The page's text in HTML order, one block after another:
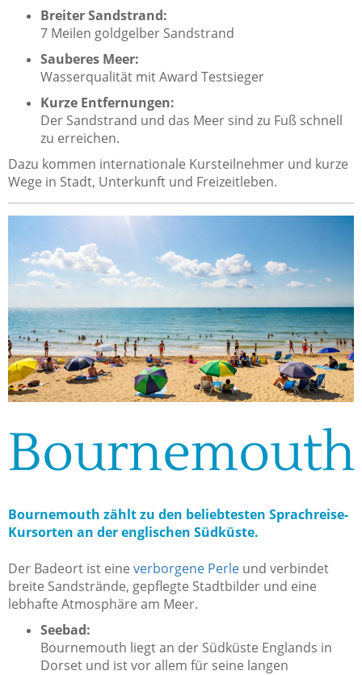
Breiter Sandstrand:
7 Meilen goldgelber Sandstrand
Sauberes Meer:
Wasserqualität mit Award Testsieger
Kurze Entfernungen:
Der Sandstrand und das Meer sind zu Fuß schnell
zu erreichen.
Dazu kommen internationale Kursteilnehmer und kurze
Wege in Stadt, Unterkunft und Freizeitleben.
Bournemouth
Bournemouth zählt zu den beliebtesten Sprachreise-
Kursorten an der englischen Südküste.
Der Badeort ist eine verborgene Perle und verbindet
breite Sandstrände, gepflegte Stadtbilder und eine
lebhafte Atmosphäre am Meer.
Seebad:
Bournemouth liegt an der Südküste Englands in
Dorset und ist vor allem für seine langen